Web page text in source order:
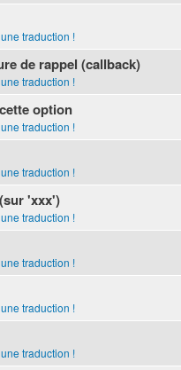
traduction !
de rappel (callback)
traduction !
option
traduction !
traduction !
'xxx')
traduction !
traduction !
traduction !
traduction !